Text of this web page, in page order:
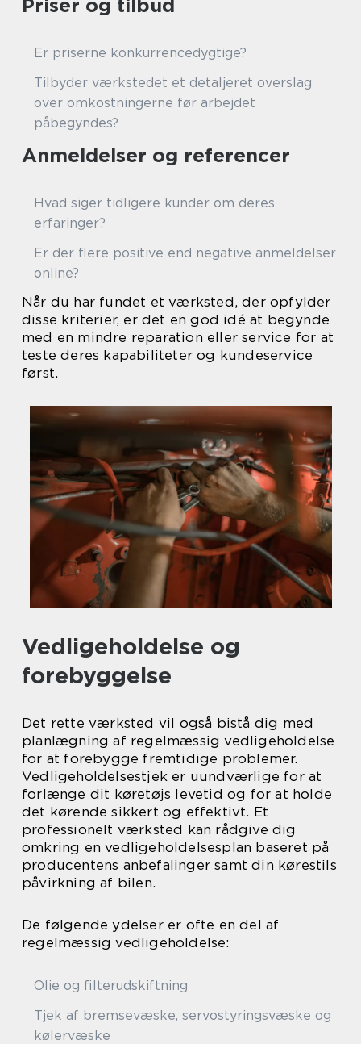
Priser og tilbud
Er priserne konkurrencedygtige?
Tilbyder værkstedet et detaljeret overslag
over omkostningerne før arbejdet
påbegyndes?
Anmeldelser og referencer
Hvad siger tidligere kunder om deres
erfaringer?
Er der flere positive end negative anmeldelser
online?
Når du har fundet et værksted, der opfylder
disse kriterier, er det en god idé at begynde
med en mindre reparation eller service for at
teste deres kapabiliteter og kundeservice
først.
Vedligeholdelse og
forebyggelse
Det rette værksted vil også bistå dig med
planlægning af regelmæssig vedligeholdelse
for at forebygge fremtidige problemer.
Vedligeholdelsestjek er uundværlige for at
forlænge dit køretøjs levetid og for at holde
det kørende sikkert og effektivt. Et
professionelt værksted kan rådgive dig
omkring en vedligeholdelsesplan baseret på
producentens anbefalinger samt din kørestils
påvirkning af bilen.
De følgende ydelser er ofte en del af
regelmæssig vedligeholdelse:
Olie og filterudskiftning
Tjek af bremsevæske, servostyringsvæske og
kølervæske